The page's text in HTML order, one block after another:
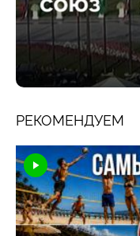
РЕКОМЕНДУЕМ